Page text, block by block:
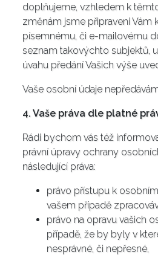
doplňujeme, vzhledem k
změnám jsme připraveni Vám
písemnému, či e-mailovému
seznam takovýchto subjektů,
úvahu předání Vašich výše
Vaše osobní údaje
4. Vaše práva dle platné
Rádi bychom vás též
právní úpravy ochrany
následující práva:
právo přístupu k
vašem případě
právo na opravu vašich
případě, že by byly v
nesprávné, či nepřesné,